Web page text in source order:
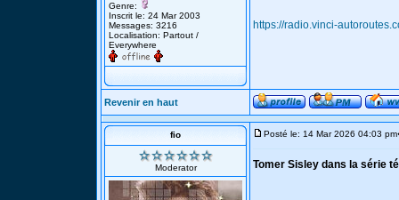
Genre:
Inscrit le: 24 Mar 2003
Messages: 3216
Localisation: Partout /
Everywhere
https://radio.vinci-
Revenir en haut
fio
Moderator
Posté le: 14 Mar 2026 04:03 pm
Tomer Sisley dans la série